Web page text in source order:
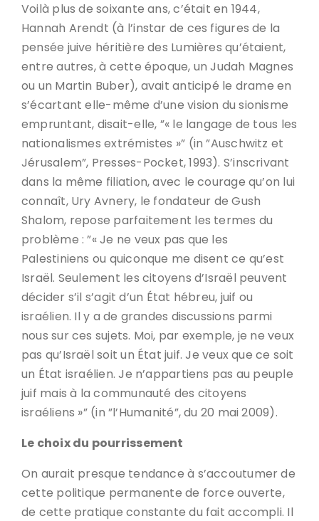
Voilà plus de soixante ans, c’était en 1944,
Hannah Arendt (à l’instar de ces figures de la
pensée juive héritière des Lumières qu’étaient,
entre autres, à cette époque, un Judah Magnes
ou un Martin Buber), avait anticipé le drame en
s’écartant elle-même d’une vision du sionisme
empruntant, disait-elle, ”« le langage de tous les
nationalismes extrémistes »” (in ”Auschwitz et
Jérusalem”, Presses-Pocket, 1993). S’inscrivant
dans la même filiation, avec le courage qu’on lui
connaît, Ury Avnery, le fondateur de Gush
Shalom, repose parfaitement les termes du
problème : ”« Je ne veux pas que les
Palestiniens ou quiconque me disent ce qu’est
Israël. Seulement les citoyens d’Israël peuvent
décider s’il s’agit d’un État hébreu, juif ou
israélien. Il y a de grandes discussions parmi
nous sur ces sujets. Moi, par exemple, je ne veux
pas qu’Israël soit un État juif. Je veux que ce soit
un État israélien. Je n’appartiens pas au peuple
juif mais à la communauté des citoyens
israéliens »” (in ”l’Humanité”, du 20 mai 2009).
Le choix du pourrissement
On aurait presque tendance à s’accoutumer de
cette politique permanente de force ouverte,
de cette pratique constante du fait accompli. Il